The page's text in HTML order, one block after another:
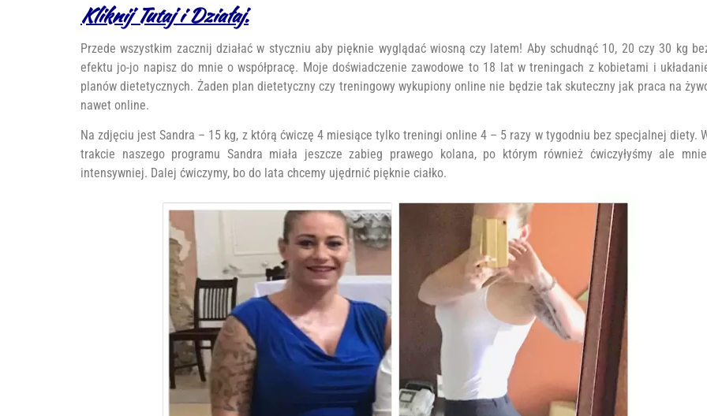
Kliknij Tutaj i Działaj.
Przede wszystkim zacznij działać w styczniu aby pięknie wyglądać wiosną czy latem! Aby schudnąć 10, 20 czy 30 kg
efektu jo-jo napisz do mnie o współpracę. Moje doświadczenie zawodowe to 18 lat w treningach z kobietami i
planów dietetycznych. Żaden plan dietetyczny czy treningowy wykupiony online nie będzie tak skuteczny jak praca na
nawet online.
Na zdjęciu jest Sandra – 15 kg, z którą ćwiczę 4 miesiące tylko treningi online 4 – 5 razy w tygodniu bez specjalnej diety.
trakcie naszego programu Sandra miała jeszcze zabieg prawego kolana, po którym również ćwiczyłyśmy ale
intensywniej. Dalej ćwiczymy, bo do lata chcemy ujędrnić pięknie ciałko.